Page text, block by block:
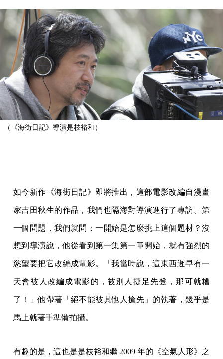
（《海街日記》導演是枝裕和）
如今新作《海街日記》即將推出，這部電影改編自漫畫
家吉田秋生的作品，我們也隔海對導演進行了專訪。第
一個問題，我們就問：一開始是怎麼挑上這個題材？沒
想到導演說，他從看到第一集第一章開始，就有強烈的
慾望要把它改編成電影。「我當時說，這東西遲早有一
天會被人改編成電影的，被別人捷足先登，那可就糟
了！」他帶著「絕不能被其他人搶先」的執著，幾乎是
馬上就著手準備拍攝。
有趣的是，這也是是枝裕和繼 2009 年的《空氣人形》之